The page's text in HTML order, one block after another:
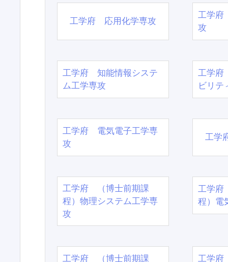
工学府 応用化学専攻
工学府
攻
工学府 知能情報システ
ム工学専攻
工学府
ビリテ
工学府 電気電子工学専
攻
工学
工学府 （博士前期課
程）物理システム工学専
攻
工学
程）電
工学府 （博士前期課
工学